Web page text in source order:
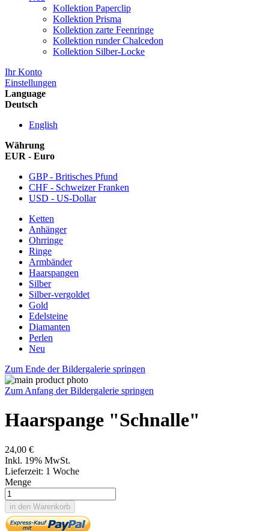
Kollektion Paperclip
Kollektion Prisma
Kollektion zarte Feenringe
Kollektion runder Chalcedon
Kollektion Silber-Locke
Ihr Konto
Einstellungen
Language
Deutsch
English
Währung
EUR - Euro
GBP - Britisches Pfund
CHF - Schweizer Franken
USD - US-Dollar
Ketten
Anhänger
Ohrringe
Ringe
Armbänder
Haarspangen
Silber
Silber-vergoldet
Gold
Edelsteine
Diamanten
Perlen
Neu
Zum Ende der Bildergalerie springen
Zum Anfang der Bildergalerie springen
Haarspange "Schnalle"
24,00 €
Inkl. 19% MwSt.
Lieferzeit: 1 Woche
Menge
in den Warenkorb